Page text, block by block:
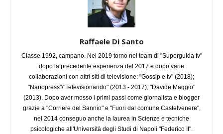
Raffaele Di Santo
Classe 1992, campano. Nel 2019 torno nel team di "Superguida tv"
dopo la precedente esperienza del 2017 e dopo varie
collaborazioni con altri siti di televisione: "Gossip e tv" (2018);
"Nanopress"/"Televisionando" (2013 - 2017); "Davide Maggio"
(2013). Dopo aver mosso i primi passi come giornalista e blogger
grazie a "Corriere del Sannio" e "Fuori dal comune Castelvenere",
nel 2014 conseguo anche la laurea in Scienze e tecniche
psicologiche all'Università degli Studi di Napoli "Federico II".